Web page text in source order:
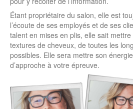
Étant propriétaire du salon, elle est
l’écoute de ses employés et de ses
talent en mises en plis, elle sait
textures de cheveux, de toutes les
possibles. Elle sera mettre son
d’approche à votre épreuve.